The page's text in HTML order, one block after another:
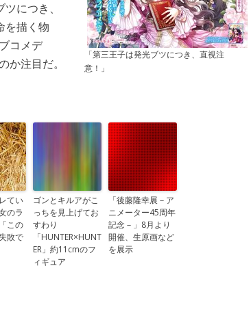
「第三王子は発光ブツにつき、直視注
意！」
につき、
を描く物
コメデ
か注目だ。
てい
のラ
この
敗で
ゴンとキルアがこ
っちを見上げてお
すわり
「HUNTER×HUNT
ER」約11cmのフ
ィギュア
「後藤隆幸展－ア
ニメーター45周年
記念－」8月より
開催、生原画など
を展示